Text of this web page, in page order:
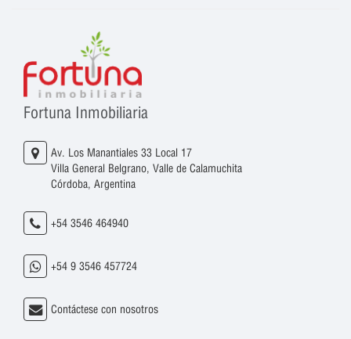
Fortuna Inmobiliaria
Av. Los Manantiales 33 Local 17
Villa General Belgrano, Valle de Calamuchita
Córdoba, Argentina
+54 3546 464940
+54 9 3546 457724
Contáctese con nosotros